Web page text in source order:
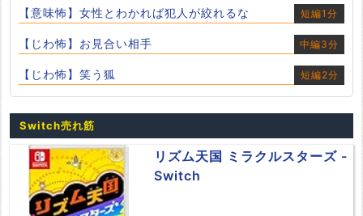
【意味怖】女性とわかれば犯人が絞れるな 短編1分
【じわ怖】お見合い相手 中編3分
【じわ怖】笑う狐 短編2分
Switch売れ筋
リズム天国 ミラクルスターズ -
Switch